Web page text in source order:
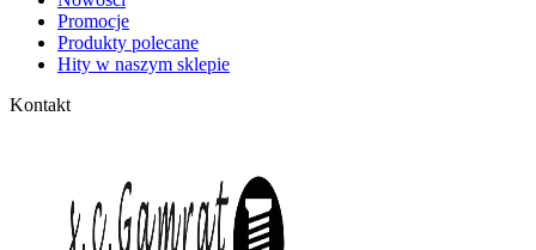
Promocje
Produkty polecane
Hity w naszym sklepie
Kontakt